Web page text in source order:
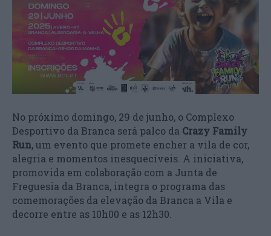
No próximo domingo, 29 de junho, o Complexo
Desportivo da Branca será palco da Crazy Family
Run, um evento que promete encher a vila de cor,
alegria e momentos inesquecíveis. A iniciativa,
promovida em colaboração com a Junta de
Freguesia da Branca, integra o programa das
comemorações da elevação da Branca a Vila e
decorre entre as 10h00 e as 12h30.